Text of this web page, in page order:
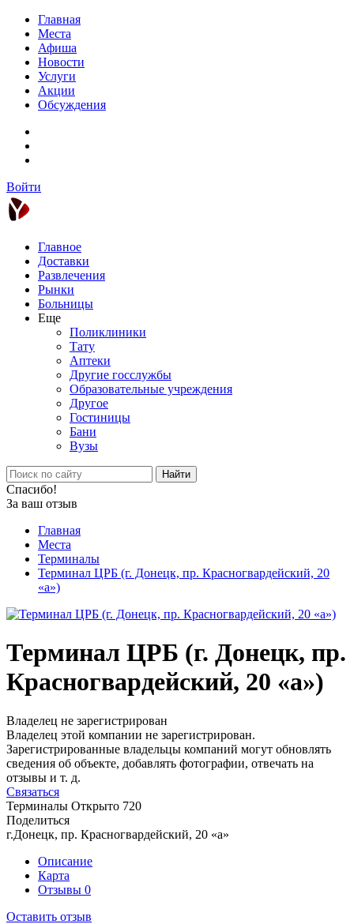
Главная
Места
Афиша
Новости
Услуги
Акции
Обсуждения
Войти
Главное
Доставки
Развлечения
Рынки
Больницы
Еще
Поликлиники
Тату
Аптеки
Другие госслужбы
Образовательные учреждения
Другое
Гостиницы
Бани
Вузы
Найти
Спасибо!
За ваш отзыв
Главная
Места
Терминалы
Терминал ЦРБ (г. Донецк, пр. Красногвардейский, 20
«а»)
Терминал ЦРБ (г. Донецк, пр.
Красногвардейский, 20 «а»)
Владелец не зарегистрирован
Владелец этой компании не зарегистрирован.
Зарегистрированные владельцы компаний могут обновлять
сведения об объекте, добавлять фотографии, отвечать на
отзывы и т. д.
Связаться
Терминалы Открыто 720
Поделиться
г.Донецк, пр. Красногвардейский, 20 «а»
Описание
Карта
Отзывы 0
Оставить отзыв